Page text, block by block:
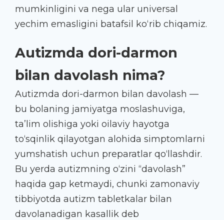
mumkinligini va nega ular universal
yechim emasligini batafsil ko‘rib chiqamiz.
Autizmda dori-darmon
bilan davolash nima?
Autizmda dori-darmon bilan davolash —
bu bolaning jamiyatga moslashuviga,
ta’lim olishiga yoki oilaviy hayotga
to‘sqinlik qilayotgan alohida simptomlarni
yumshatish uchun preparatlar qo‘llashdir.
Bu yerda autizmning o‘zini “davolash”
haqida gap ketmaydi, chunki zamonaviy
tibbiyotda autizm tabletkalar bilan
davolanadigan kasallik deb